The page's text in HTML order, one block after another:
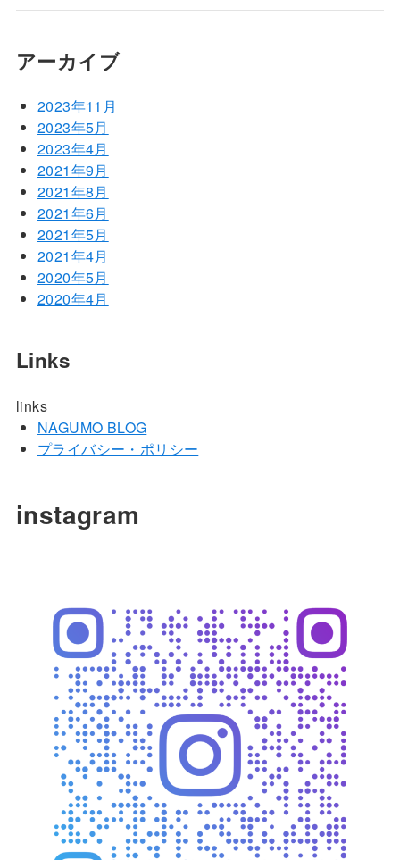
アーカイブ
2023年11月
2023年5月
2023年4月
2021年9月
2021年8月
2021年6月
2021年5月
2021年4月
2020年5月
2020年4月
Links
links
NAGUMO BLOG
プライバシー・ポリシー
instagram